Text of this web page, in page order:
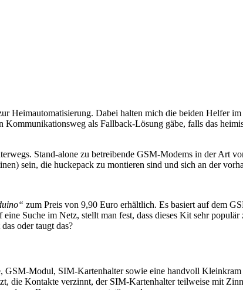
Heimautomatisierung. Dabei halten mich die beiden Helfer
als Fallback-Lösung gäbe, falls das
Stand-alone zu betreibende GSM-Modems in der Art
sein, die huckepack zu montieren sind und sich an der
zum Preis von 9,90 Euro erhältlich. Es basiert auf dem
Suche im Netz, stellt man fest, dass dieses Kit sehr
oder taugt das?
Modul, SIM-Kartenhalter sowie eine handvoll
die Kontakte verzinnt, der SIM-Kartenhalter teilweise mit